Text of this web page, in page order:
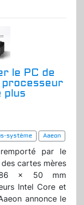
le PC de
processeur
plus
système
Aaeon
par le
cartes mères
86 x 50 mm
Intel Core et
annonce le